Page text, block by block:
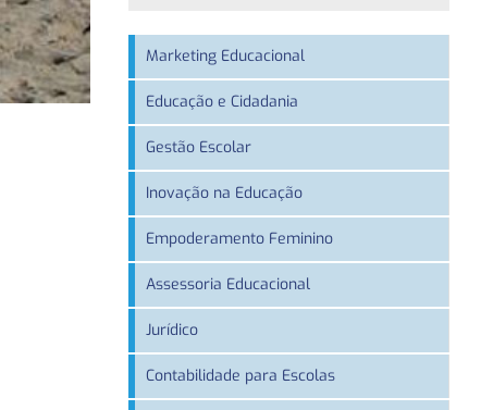
Marketing Educacional
Educação e Cidadania
Gestão Escolar
Inovação na Educação
Empoderamento Feminino
Assessoria Educacional
Jurídico
Contabilidade para Escolas